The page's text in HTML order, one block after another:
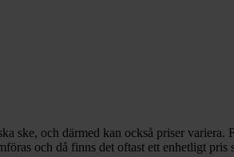
ske, och därmed kan också priser
och då finns det oftast ett enhetligt